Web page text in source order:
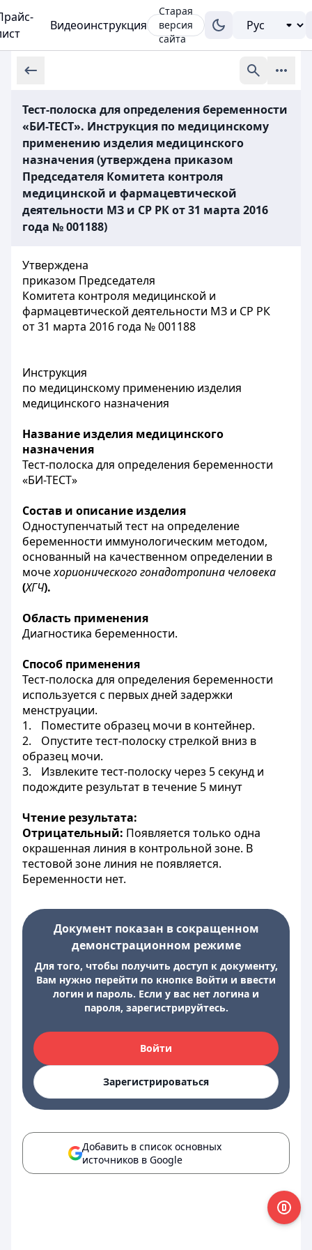
Видеоинструкция
Старая
версия
сайта
Тест-полоска для определения беременности
«БИ-ТЕСТ». Инструкция по медицинскому
применению изделия медицинского
назначения (утверждена приказом
Председателя Комитета контроля
медицинской и фармацевтической
деятельности МЗ и СР РК от 31 марта 2016
года № 001188)
Утверждена
приказом Председателя
Комитета контроля медицинской и
фармацевтической деятельности МЗ и СР РК
от 31 марта 2016 года № 001188
Инструкция
по медицинскому применению изделия
медицинского назначения
Название изделия медицинского
назначения
Тест-полоска для определения беременности
«БИ-ТЕСТ»
Состав и описание изделия
Одноступенчатый тест на определение
беременности иммунологическим методом,
основанный на качественном определении в
мочехорионического гонадотропина человека
(ХГЧ).
Область применения
Диагностика беременности.
Способ применения
Тест-полоска для определения беременности
используется с первых дней задержки
менструации.
1.
Поместите образец мочи в контейнер.
2.
Опустите тест-полоску стрелкой вниз в
образец мочи.
3.
Извлеките тест-полоску через 5 секунд и
подождите результат в течение 5 минут
Чтение результата:
Отрицательный: Появляется только одна
окрашенная линия в контрольной зоне. В
тестовой зоне линия не появляется.
Беременности нет.
Документ показан в сокращенном
демонстрационном режиме
Для того, чтобы получить доступ к документу,
Вам нужно перейти по кнопке Войти и ввести
логин и пароль. Если у вас нет логина и
пароля, зарегистрируйтесь.
Войти
Зарегистрироваться
Добавить в список основных
источников в Google